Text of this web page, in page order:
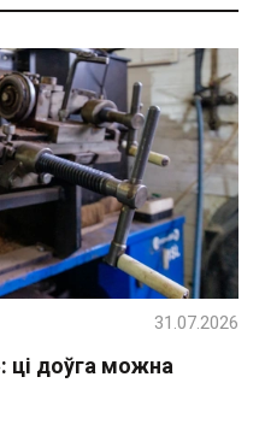
ці доўга можна
31.07.2026